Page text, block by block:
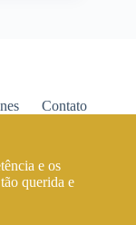
Contato
e os
querida e